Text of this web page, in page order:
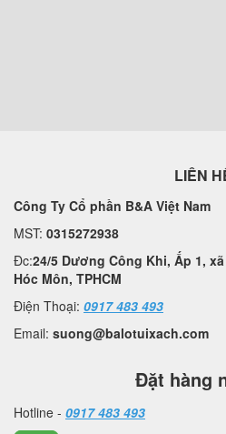
LIÊN
Công Ty Cổ phần B&A Việt Nam
MST: 0315272938
Đc:24/5 Dương Công Khi, Ấp 1,
Hóc Môn, TPHCM
Điện Thoại: 0917 483 493
Email: suong@balotuixach.com
Đặt hàng
Hotline - 0917 483 493